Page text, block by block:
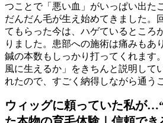
つことで「悪い血」がいっぱい出た
だんだん毛が生え始めてきました。
てもらった今は、ハゲているところ
りました。患部への施術は痛みもあ
鍼の本数もしっかり打ってくれます
風に生えるか」をきちんと説明して
れたので、すごく納得しながら通う
ウィッグに頼っていた私が